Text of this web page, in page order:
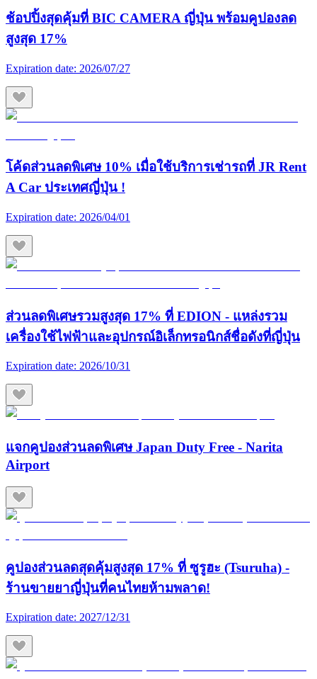
ช้อปปิ้งสุดคุ้มที่ BIC CAMERA ญี่ปุ่น พร้อมคูปองลด
สูงสุด 17%
Expiration date: 2026/07/27
โค้ดส่วนลดพิเศษ 10% เมื่อใช้บริการเช่ารถที่ JR Rent
A Car ประเทศญี่ปุ่น !
Expiration date: 2026/04/01
ส่วนลดพิเศษรวมสูงสุด 17% ที่ EDION - แหล่งรวม
เครื่องใช้ไฟฟ้าและอุปกรณ์อิเล็กทรอนิกส์ชื่อดังที่ญี่ปุ่น
Expiration date: 2026/10/31
แจกคูปองส่วนลดพิเศษ Japan Duty Free - Narita
Airport
คูปองส่วนลดสุดคุ้มสูงสุด 17% ที่ ซูรูฮะ (Tsuruha) -
ร้านขายยาญี่ปุ่นที่คนไทยห้ามพลาด!
Expiration date: 2027/12/31